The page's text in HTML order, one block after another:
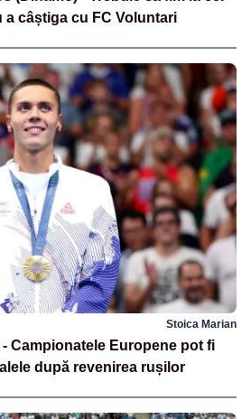
a câștiga cu FC Voluntari
Stoica Marian
Campionatele Europene pot fi
după revenirea rușilor